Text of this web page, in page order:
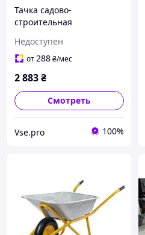
Тачка садово-
строительная
колеса пневмо 4х8'' СИЛА
Недоступен
от288₴/мес
2 883₴
Смотреть
Vse.pro 100%